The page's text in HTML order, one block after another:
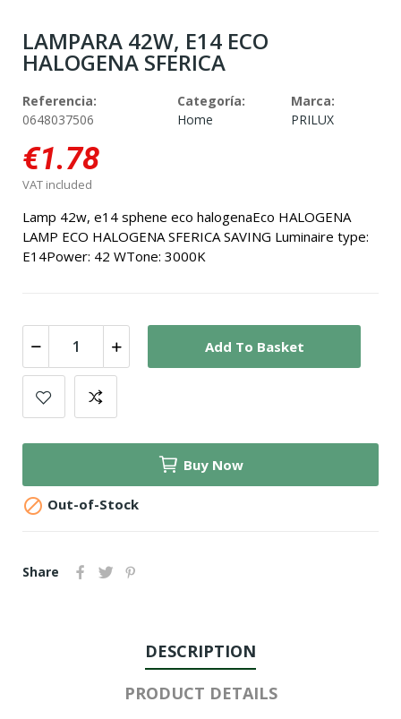
LAMPARA 42W, E14 ECO
HALOGENA SFERICA
Referencia:
0648037506
Categoría:
Home
Marca:
PRILUX
€1.78
VAT included
Lamp 42w, e14 sphene eco halogenaEco HALOGENA
LAMP ECO HALOGENA SFERICA SAVING Luminaire type:
E14Power: 42 WTone: 3000K
Add To Basket
Buy Now
 Out-of-Stock
Share
DESCRIPTION
PRODUCT DETAILS